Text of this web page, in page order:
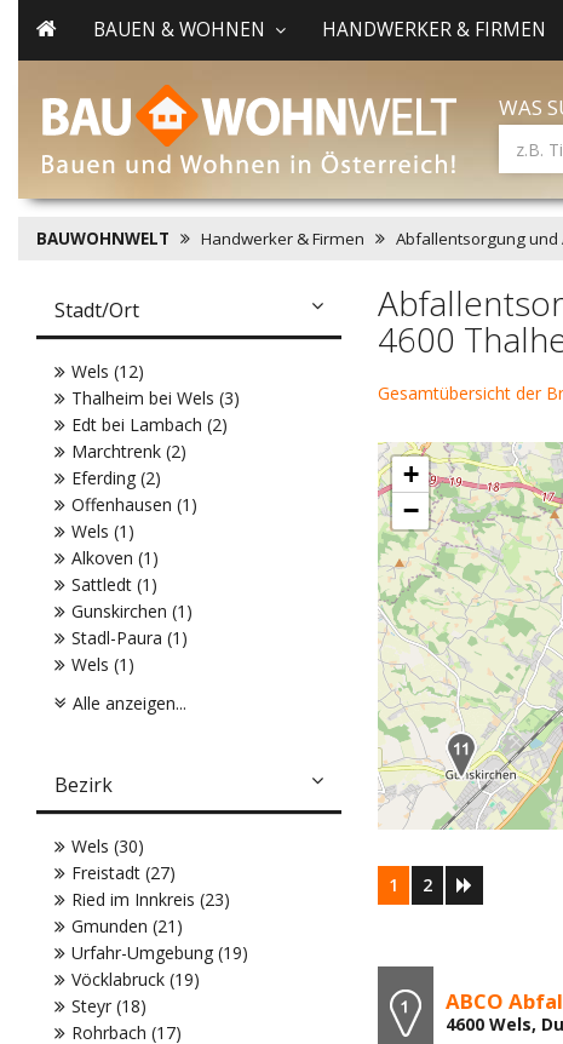
BAUEN & WOHNEN HANDWERKER & FIRMEN
WAS
BAUWOHNWELT Handwerker & Firmen Abfallentsorgung
4600
Gesamtübersicht der
+
−
1 2
ABCO
4600 Wels,
Stadt/Ort
Wels (12)
Thalheim bei Wels (3)
Edt bei Lambach (2)
Marchtrenk (2)
Eferding (2)
Offenhausen (1)
Wels (1)
Alkoven (1)
Sattledt (1)
Gunskirchen (1)
Stadl-Paura (1)
Wels (1)
Alle anzeigen...
Bezirk
Wels (30)
Freistadt (27)
Ried im Innkreis (23)
Gmunden (21)
Urfahr-Umgebung (19)
Vöcklabruck (19)
Steyr (18)
Rohrbach (17)